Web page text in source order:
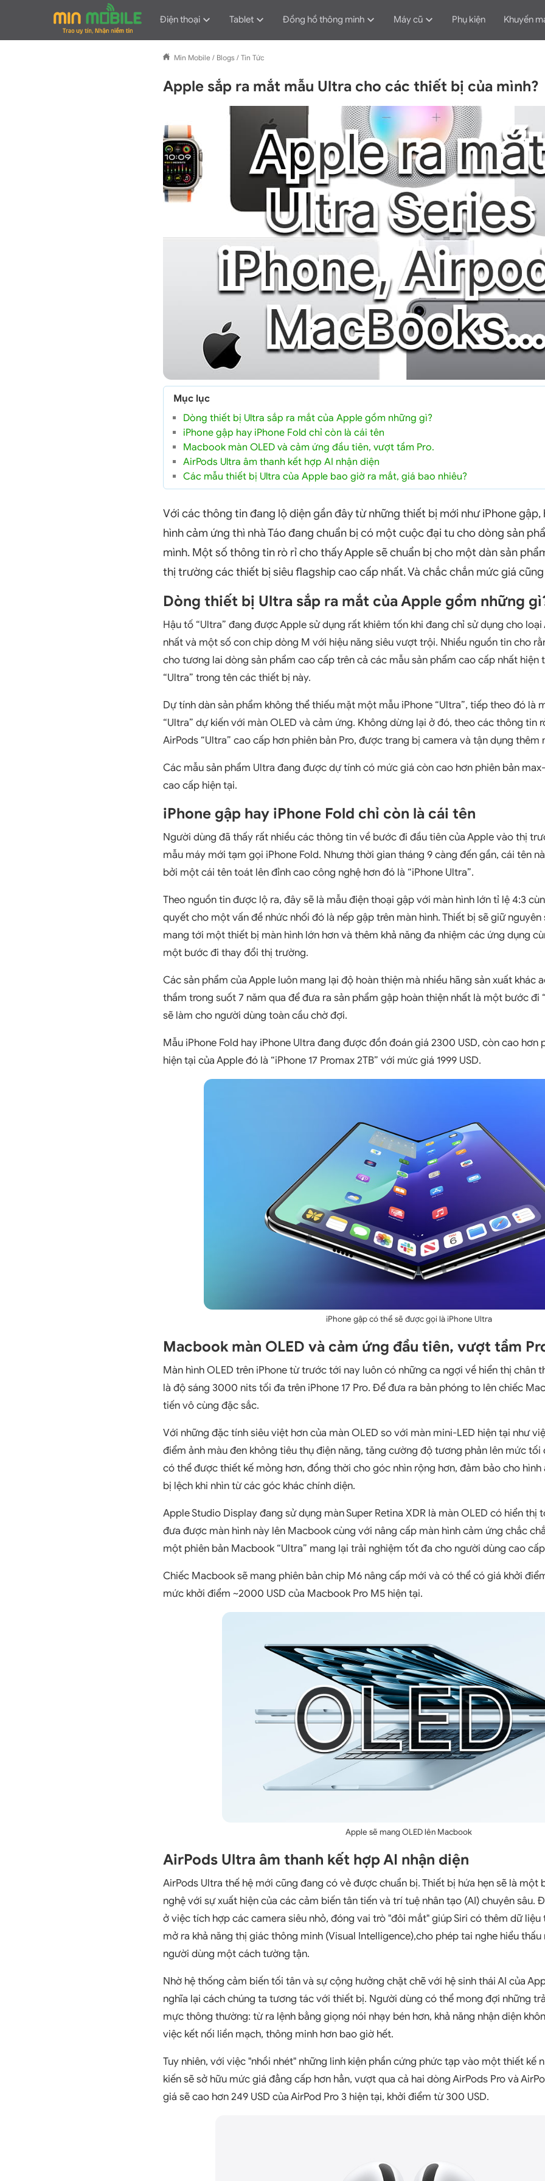
Điện thoại Tablet Đồng hồ thông minh Máy cũ Phụ kiện Khuyến
Min Mobile / Blogs / Tin Tức
Apple sắp ra mắt mẫu Ultra cho các thiết bị của mình?
Mục lục
Dòng thiết bị Ultra sắp ra mắt của Apple gồm những gì?
iPhone gập hay iPhone Fold chỉ còn là cái tên
Macbook màn OLED và cảm ứng đầu tiên, vượt tầm Pro.
AirPods Ultra âm thanh kết hợp AI nhận diện
Các mẫu thiết bị Ultra của Apple bao giờ ra mắt, giá bao nhiêu?
Với các thông tin đang lộ diện gần đây từ những thiết bị mới như iPhone
hình cảm ứng thì nhà Táo đang chuẩn bị có một cuộc đại tu cho dòng sản
mình. Một số thông tin rò rỉ cho thấy Apple sẽ chuẩn bị cho một dàn sản
thị trường các thiết bị siêu flagship cao cấp nhất. Và chắc chắn mức giá cũng
Dòng thiết bị Ultra sắp ra mắt của Apple gồm những
Hậu tố “Ultra” đang được Apple sử dụng rất khiêm tốn khi đang chỉ sử dụng cho
nhất và một số con chip dòng M với hiệu năng siêu vượt trội. Nhiều nguồn tin cho
cho tương lai dòng sản phẩm cao cấp trên cả các mẫu sản phẩm cao cấp nhất hiện
“Ultra” trong tên các thiết bị này.
Dự tính dàn sản phẩm không thể thiếu mặt một mẫu iPhone “Ultra”, tiếp theo đó là
“Ultra” dự kiến với màn OLED và cảm ứng. Không dừng lại ở đó, theo các thông tin
AirPods “Ultra” cao cấp hơn phiên bản Pro, được trang bị camera và tận dụng thêm
Các mẫu sản phẩm Ultra đang được dự tính có mức giá còn cao hơn phiên bản
cao cấp hiện tại.
iPhone gập hay iPhone Fold chỉ còn là cái tên
Người dùng đã thấy rất nhiều các thông tin về bước đi đầu tiên của Apple vào thị
mẫu máy mới tạm gọi iPhone Fold. Nhưng thời gian tháng 9 càng đến gần, cái tên
bởi một cái tên toát lên đỉnh cao công nghệ hơn đó là “iPhone Ultra”.
Theo nguồn tin được lộ ra, đây sẽ là mẫu điện thoại gập với màn hình lớn tỉ lệ 4:3
quyết cho một vấn đề nhức nhối đó là nếp gập trên màn hình. Thiết bị sẽ giữ
mang tới một thiết bị màn hình lớn hơn và thêm khả năng đa nhiệm các ứng dụng
một bước đi thay đổi thị trường.
Các sản phẩm của Apple luôn mang lại độ hoàn thiện mà nhiều hãng sản xuất khác
thầm trong suốt 7 năm qua để đưa ra sản phẩm gập hoàn thiện nhất là một bước đi
sẽ làm cho người dùng toàn cầu chờ đợi.
Mẫu iPhone Fold hay iPhone Ultra đang được đồn đoán giá 2300 USD, còn cao
hiện tại của Apple đó là “iPhone 17 Promax 2TB” với mức giá 1999 USD.
iPhone gập có thể sẽ được gọi là iPhone Ultra
Macbook màn OLED và cảm ứng đầu tiên, vượt tầm
Màn hình OLED trên iPhone từ trước tới nay luôn có những ca ngợi về hiển thị chân
là độ sáng 3000 nits tối đa trên iPhone 17 Pro. Để đưa ra bản phóng to lên chiếc
tiến vô cùng đặc sắc.
Với những đặc tính siêu việt hơn của màn OLED so với màn mini-LED hiện tại như
điểm ảnh màu đen không tiêu thụ điện năng, tăng cường độ tương phản lên mức tối
có thể được thiết kế mỏng hơn, đồng thời cho góc nhìn rộng hơn, đảm bảo cho hình
bị lệch khi nhìn từ các góc khác chính diện.
Apple Studio Display đang sử dụng màn Super Retina XDR là màn OLED có hiển thị
đưa được màn hình này lên Macbook cùng với nâng cấp màn hình cảm ứng chắc
một phiên bản Macbook “Ultra” mang lại trải nghiệm tốt đa cho người dùng cao
Chiếc Macbook sẽ mang phiên bản chip M6 nâng cấp mới và có thể có giá khởi
mức khởi điểm ~2000 USD của Macbook Pro M5 hiện tại.
Apple sẽ mang OLED lên Macbook
AirPods Ultra âm thanh kết hợp AI nhận diện
AirPods Ultra thế hệ mới cũng đang có vẻ được chuẩn bị. Thiết bị hứa hẹn sẽ là
nghệ với sự xuất hiện của các cảm biến tân tiến và trí tuệ nhân tạo (AI) chuyên sâu.
ở việc tích hợp các camera siêu nhỏ, đóng vai trò "đôi mắt" giúp Siri có thêm dữ liệu
mở ra khả năng thị giác thông minh (Visual Intelligence),cho phép tai nghe hiểu
người dùng một cách tường tận.
Nhờ hệ thống cảm biến tối tân và sự cộng hưởng chặt chẽ với hệ sinh thái AI của
nghĩa lại cách chúng ta tương tác với thiết bị. Người dùng có thể mong đợi những
mực thông thường: từ ra lệnh bằng giọng nói nhạy bén hơn, khả năng nhận diện
việc kết nối liền mạch, thông minh hơn bao giờ hết.
Tuy nhiên, với việc "nhồi nhét" những linh kiện phần cứng phức tạp vào một thiết kế
kiến sẽ sở hữu mức giá đẳng cấp hơn hẳn, vượt qua cả hai dòng AirPods Pro và
giá sẽ cao hơn 249 USD của AirPod Pro 3 hiện tại, khởi điểm từ 300 USD.